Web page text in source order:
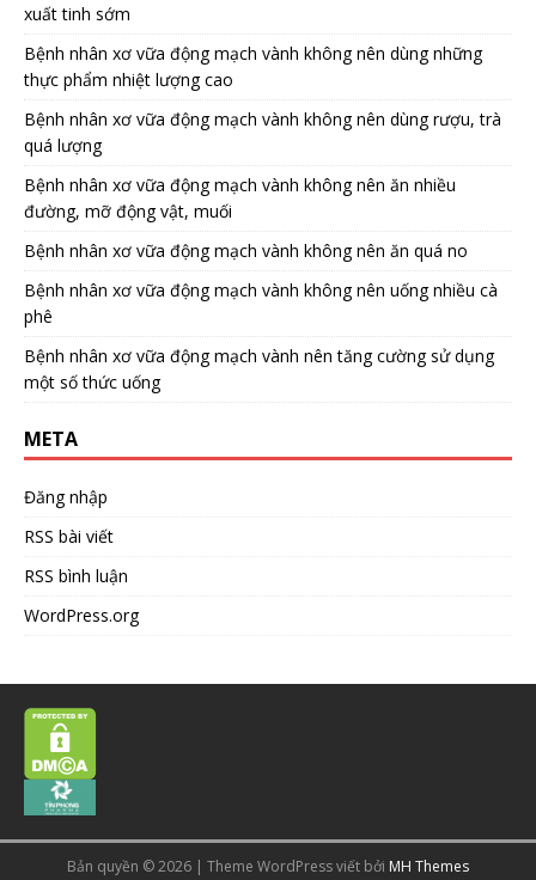
xuất tinh sớm
Bệnh nhân xơ vữa động mạch vành không nên dùng những
thực phẩm nhiệt lượng cao
Bệnh nhân xơ vữa động mạch vành không nên dùng rượu, trà
quá lượng
Bệnh nhân xơ vữa động mạch vành không nên ăn nhiều
đường, mỡ động vật, muối
Bệnh nhân xơ vữa động mạch vành không nên ăn quá no
Bệnh nhân xơ vữa động mạch vành không nên uống nhiều cà
phê
Bệnh nhân xơ vữa động mạch vành nên tăng cường sử dụng
một số thức uống
META
Đăng nhập
RSS bài viết
RSS bình luận
WordPress.org
Bản quyền © 2026 | Theme WordPress viết bởi MH Themes